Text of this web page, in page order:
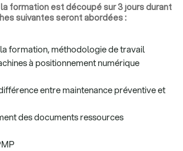
formation est découpé sur 3 jours durant
suivantes seront abordées :
formation, méthodologie de travail
à positionnement numérique
entre maintenance préventive et
des documents ressources